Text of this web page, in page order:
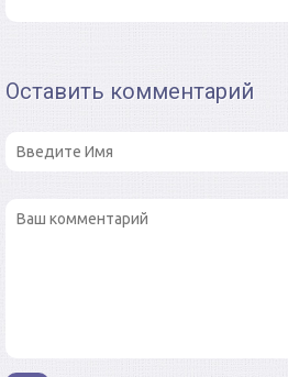
Оставить комментарий